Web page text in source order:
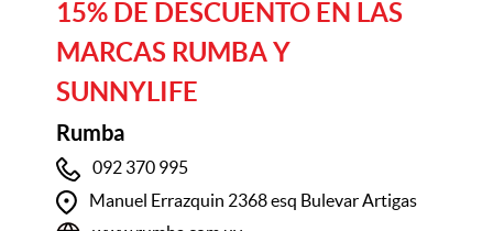
15% DE DESCUENTO EN LAS
MARCAS RUMBA Y
SUNNYLIFE
Rumba
092 370 995
Manuel Errazquin 2368 esq Bulevar Artigas